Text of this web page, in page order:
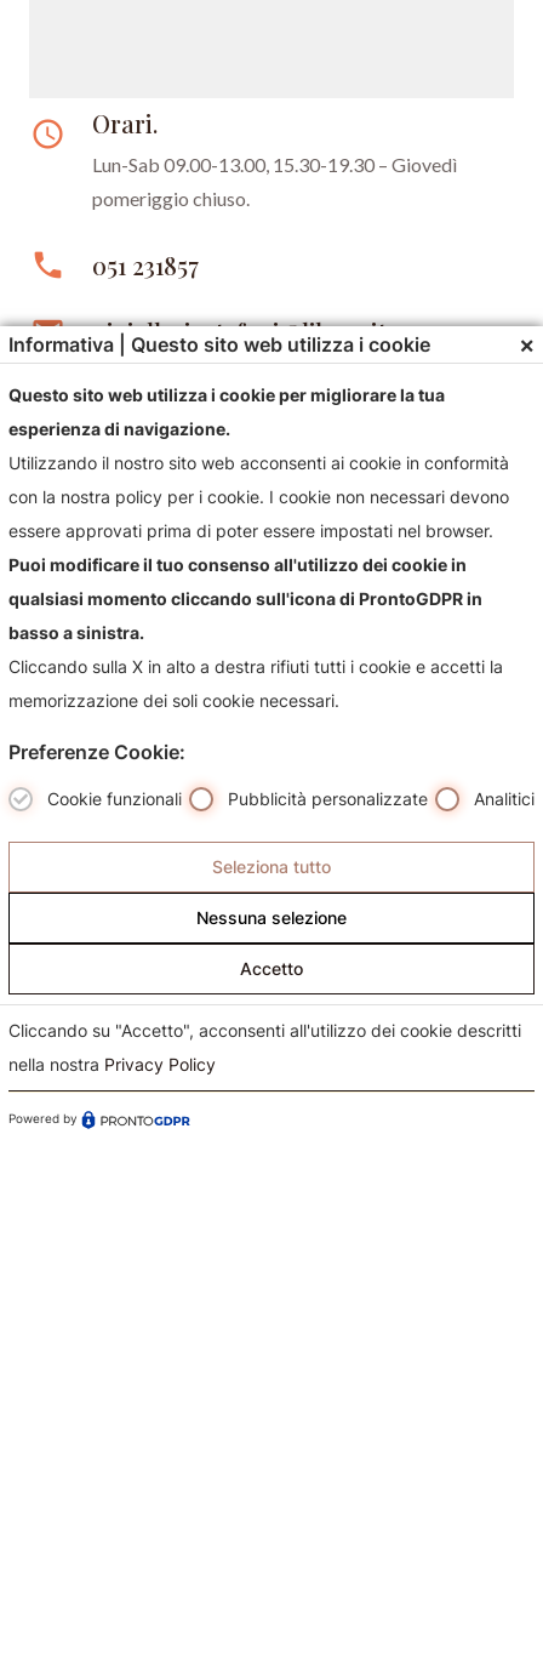
access_time Orari.
Lun-Sab 09.00-13.00, 15.30-19.30 –Giovedì
pomeriggio chiuso.
phone 051 231857
email gioielleriastefani@libero.it
Contattaci!
Contattaci per qualsiasi informazioni sul nostro negozio e i
suoi prodotti, sarà nostra premura risponderti più
celermente possibile.
Informativa | Questo sito web utilizza i cookie ×
Questo sito web utilizza i cookie per migliorare la tua
esperienza di navigazione.
Utilizzando il nostro sito web acconsenti ai cookie in conformità
con la nostra policy per i cookie. I cookie non necessari devono
essere approvati prima di poter essere impostati nel browser.
Puoi modificare il tuo consenso all'utilizzo dei cookie in
qualsiasi momento cliccando sull'icona di ProntoGDPR in
basso a sinistra.
Cliccando sulla X in alto a destra rifiuti tutti i cookie e accetti la
memorizzazione dei soli cookie necessari.
Preferenze Cookie:
Cookie funzionali Pubblicità personalizzate Analitici
Seleziona tutto
Nessuna selezione
Accetto
Cliccando su "Accetto", acconsenti all'utilizzo dei cookie descritti
nella nostra Privacy Policy
Powered by